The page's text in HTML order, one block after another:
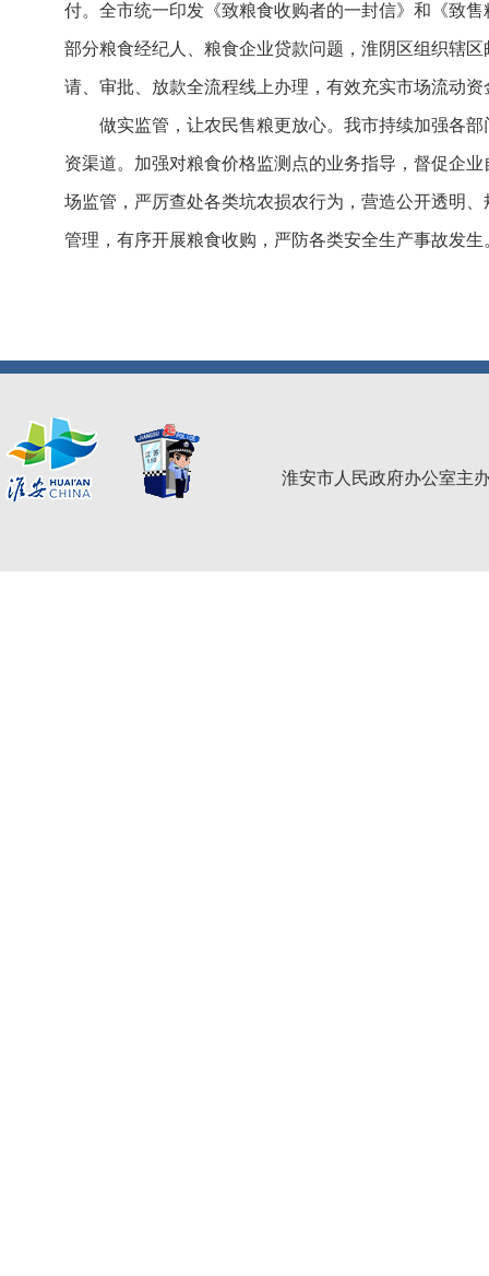
付。全市统一印发《致粮食收购者的一封信》和《致
部分粮食经纪人、粮食企业贷款问题，淮阴区组织辖
请、审批、放款全流程线上办理，有效充实市场流动
做实监管，让农民售粮更放心。我市持续加强各
资渠道。加强对粮食价格监测点的业务指导，督促企
场监管，严厉查处各类坑农损农行为，营造公开透明
管理，有序开展粮食收购，严防各类安全生产事故发生
淮安市人民政府办公室主